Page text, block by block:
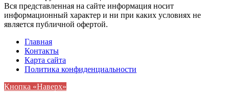
Вся представленная на сайте информация носит
информационный характер и ни при каких условиях не
является публичной офертой.
Главная
Контакты
Карта сайта
Политика конфиденциальности
Кнопка «Наверх»